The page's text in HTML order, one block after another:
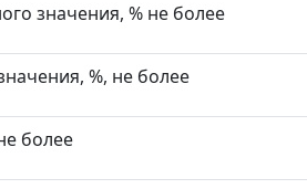
значения, % не более
%, не более
более